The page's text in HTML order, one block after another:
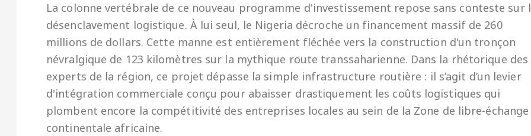
La colonne vertébrale de ce nouveau programme d'investissement repose sans conteste sur
désenclavement logistique. À lui seul, le Nigeria décroche un financement massif de 260
millions de dollars. Cette manne est entièrement fléchée vers la construction d'un tronçon
névralgique de 123 kilomètres sur la mythique route transsaharienne. Dans la rhétorique des
experts de la région, ce projet dépasse la simple infrastructure routière : il s’agit d’un levier
d'intégration commerciale conçu pour abaisser drastiquement les coûts logistiques qui
plombent encore la compétitivité des entreprises locales au sein de la Zone de libre-échange
continentale africaine.